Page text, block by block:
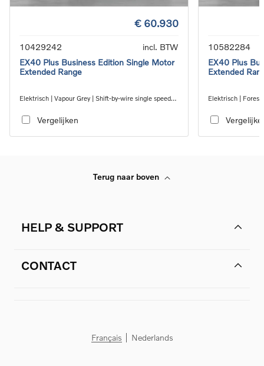
€ 60.930
10429242
incl. BTW
EX40 Plus Business Edition Single Motor
Extended Range
Elektrisch | Vapour Grey | Shift-by-wire single speed
Vergelijken
10582284
EX40 Plus
Extended
Elektrisch | Forest
Terug naar boven
HELP & SUPPORT
CONTACT
Français Nederlands